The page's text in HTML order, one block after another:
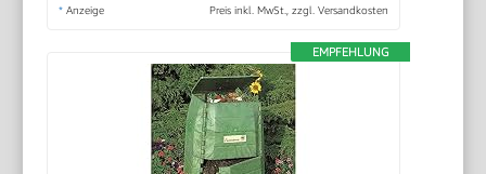
* Anzeige Preis inkl. MwSt., zzgl. Versandkosten
EMPFEHLUNG